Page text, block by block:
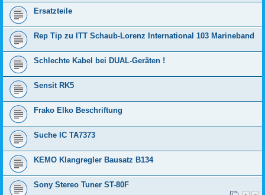
Ersatzteile
Rep Tip zu ITT Schaub-Lorenz International 103 Marineband
Schlechte Kabel bei DUAL-Geräten !
Sensit RK5
Frako Elko Beschriftung
Suche IC TA7373
KEMO Klangregler Bausatz B134
Sony Stereo Tuner ST-80F